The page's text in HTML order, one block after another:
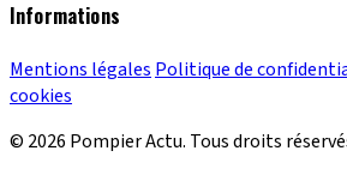
Informations
Mentions légales Politique de
cookies
© 2026 Pompier Actu. Tous droits